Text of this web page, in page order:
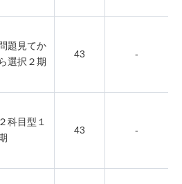
問題見てか
ら選択２期
43 -
２科目型１
43 -